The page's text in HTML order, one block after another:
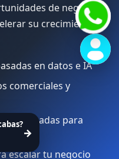
→
de negocio,
su crecimiento
en datos e IA
comerciales y
optimizadas para
escalar tu negocio